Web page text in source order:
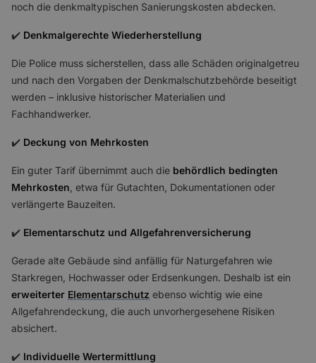
noch die denkmaltypischen Sanierungskosten abdecken.
✔️ Denkmalgerechte Wiederherstellung
Die Police muss sicherstellen, dass alle Schäden originalgetreu
und nach den Vorgaben der Denkmalschutzbehörde beseitigt
werden – inklusive historischer Materialien und
Fachhandwerker.
✔️ Deckung von Mehrkosten
Ein guter Tarif übernimmt auch die behördlich bedingten
Mehrkosten , etwa für Gutachten, Dokumentationen oder
verlängerte Bauzeiten.
✔️ Elementarschutz und Allgefahrenversicherung
Gerade alte Gebäude sind anfällig für Naturgefahren wie
Starkregen, Hochwasser oder Erdsenkungen. Deshalb ist ein
erweiterter Elementarschutz ebenso wichtig wie eine
Allgefahrendeckung, die auch unvorhergesehene Risiken
absichert.
✔️ Individuelle Wertermittlung